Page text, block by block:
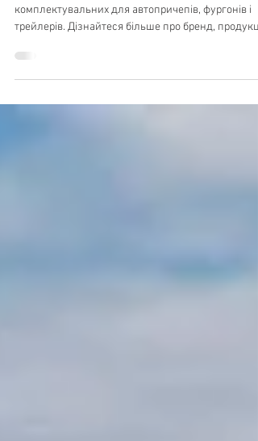
комплектувальних для автопричепів, фургонів і
трейлерів. Дізнайтеся більше про бренд,